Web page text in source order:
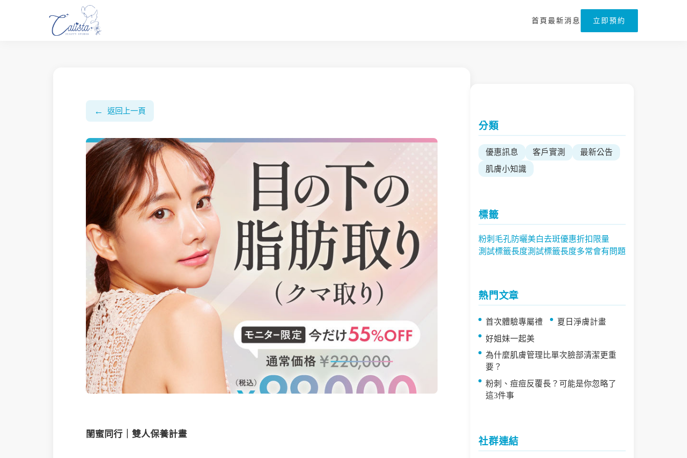
首頁 最新消息 立即預約
← 返回上一頁
閨蜜同行｜雙人保養計畫
分類
優惠訊息 客戶實測
最新公告
肌膚小知識
標籤
粉刺 毛孔防曬美白去斑優惠折扣 限量
測試標籤長度測試標籤長度多常會有問題
熱門文章
首次體驗專屬禮
夏日淨膚計畫
好姐妹一起美
為什麼肌膚管理比單次臉部清潔更重
要？
粉刺、痘痘反覆長？可能是你忽略了
這3件事
社群連結